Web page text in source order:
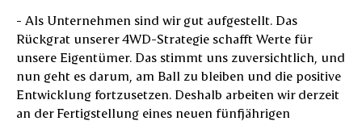
- Als Unternehmen sind wir gut aufgestellt. Das
Rückgrat unserer 4WD-Strategie schafft Werte für
unsere Eigentümer. Das stimmt uns zuversichtlich, und
nun geht es darum, am Ball zu bleiben und die positive
Entwicklung fortzusetzen. Deshalb arbeiten wir derzeit
an der Fertigstellung eines neuen fünfjährigen